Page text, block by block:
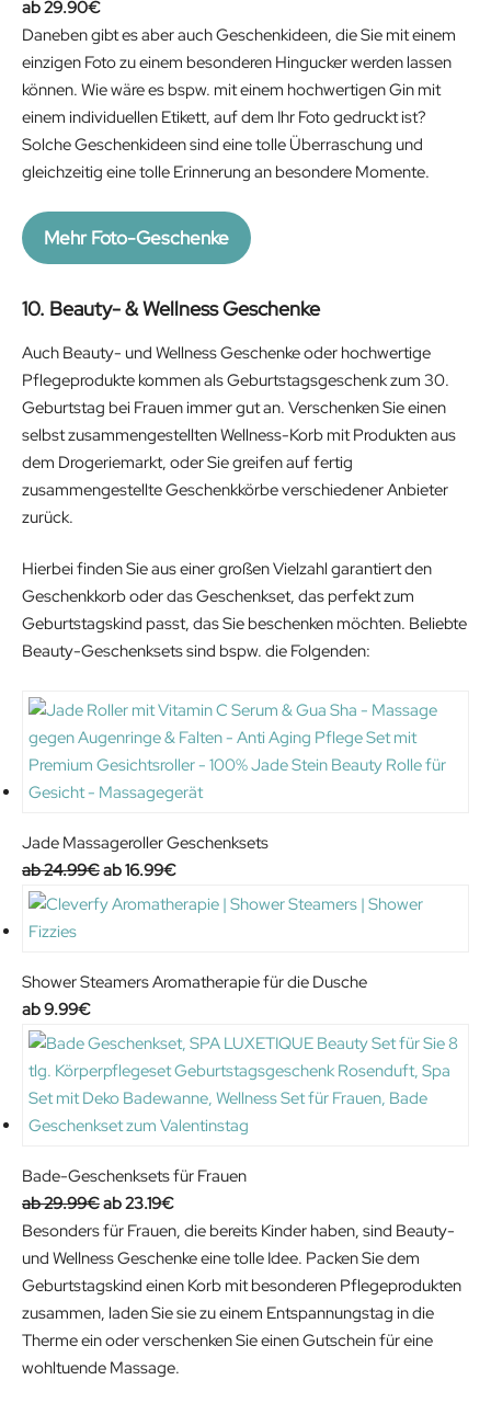
c
e
w
a
s
:
.
9
.
e
i
s
:
1
2
4
.
29.90€
Daneben gibt es aber auch Geschenkideen, die Sie mit einem
einzigen Foto zu einem besonderen Hingucker werden lassen
können. Wie wäre es bspw. mit einem hochwertigen Gin mit
einem individuellen Etikett, auf dem Ihr Foto gedruckt ist?
Solche Geschenkideen sind eine tolle Überraschung und
gleichzeitig eine tolle Erinnerung an besondere Momente.
Mehr Foto-Geschenke
10. Beauty- & Wellness Geschenke
Auch Beauty- und Wellness Geschenke oder hochwertige
Pflegeprodukte kommen als Geburtstagsgeschenk zum 30.
Geburtstag bei Frauen immer gut an. Verschenken Sie einen
selbst zusammengestellten Wellness-Korb mit Produkten aus
dem Drogeriemarkt, oder Sie greifen auf fertig
zusammengestellte Geschenkkörbe verschiedener Anbieter
zurück.
Hierbei finden Sie aus einer großen Vielzahl garantiert den
Geschenkkorb oder das Geschenkset, das perfekt zum
Geburtstagskind passt, das Sie beschenken möchten. Beliebte
Beauty-Geschenksets sind bspw. die Folgenden:
Jade Massageroller Geschenksets
24.99€O
r
i
p
c
e
w
a
s
2
4
16.99€C
u
e
t
p
e
s
:
1
6
.
Shower Steamers Aromatherapie für die Dusche
9.99€
Bade-Geschenksets für Frauen
29.99€O
r
i
g
n
a
23.19€C
u
r
r
e
n
t
Besonders für Frauen, die bereits Kinder haben, sind Beauty-
und Wellness Geschenke eine tolle Idee. Packen Sie dem
Geburtstagskind einen Korb mit besonderen Pflegeprodukten
zusammen, laden Sie sie zu einem Entspannungstag in die
Therme ein oder verschenken Sie einen Gutschein für eine
wohltuende Massage.